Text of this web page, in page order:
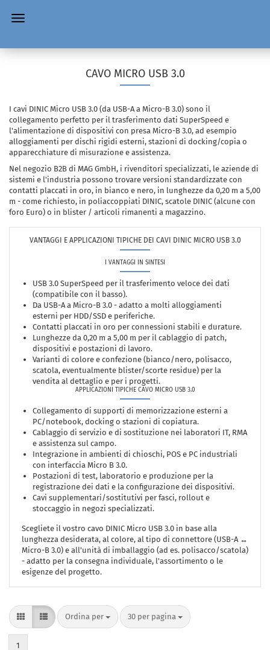
CAVO MICRO USB 3.0
I cavi DINIC Micro USB 3.0 (da USB-A a Micro-B 3.0) sono il
collegamento perfetto per il trasferimento dati SuperSpeed e
l'alimentazione di dispositivi con presa Micro-B 3.0, ad esempio
alloggiamenti per dischi rigidi esterni, stazioni di docking/copia o
apparecchiature di misurazione e assistenza.
Nel negozio B2B di MAG GmbH, i rivenditori specializzati, le aziende di
sistemi e l'industria possono trovare versioni standardizzate con
contatti placcati in oro, in bianco e nero, in lunghezze da 0,20 m a 5,00
m - come richiesto, in poliaccoppiati DINIC, scatole DINIC (alcune con
foro Euro) o in blister / articoli rimanenti a magazzino.
VANTAGGI E APPLICAZIONI TIPICHE DEI CAVI DINIC MICRO USB 3.0
I VANTAGGI IN SINTESI
USB 3.0 SuperSpeed per il trasferimento veloce dei dati
(compatibile con il basso).
Da USB-A a Micro-B 3.0 - adatto a molti alloggiamenti
esterni per HDD/SSD e periferiche.
Contatti placcati in oro per connessioni stabili e durature.
Lunghezze da 0,20 m a 5,00 m per il cablaggio di patch,
dispositivi e postazioni di lavoro.
Varianti di colore e confezione (bianco/nero, polisacco,
scatola, eventualmente blister/scorte residue) per la
vendita al dettaglio e per i progetti.
APPLICAZIONI TIPICHE CAVO MICRO USB 3.0
Collegamento di supporti di memorizzazione esterni a
PC/notebook, docking o stazioni di copiatura.
Cablaggio di servizio e di sostituzione nei laboratori IT, RMA
e assistenza sul campo.
Integrazione in ambienti di chioschi, POS e PC industriali
con interfaccia Micro B 3.0.
Postazioni di test, laboratorio e produzione per la
registrazione dei dati e la configurazione dei dispositivi.
Cavi supplementari/sostitutivi per fasci, rollout e
stoccaggio in negozi specializzati.
Scegliete il vostro cavo DINIC Micro USB 3.0 in base alla
lunghezza desiderata, al colore, al tipo di connettore (USB-A ↔
Micro-B 3.0) e all'unità di imballaggio (ad es. polisacco/scatola)
- adatto per la consegna individuale, l'assortimento o le
esigenze del progetto.
Ordina per
Ordina per 30 per pagina
per pagina
1